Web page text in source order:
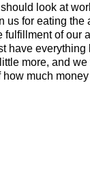
look at
us for eating the
fulfillment of our
have everything
more, and
much